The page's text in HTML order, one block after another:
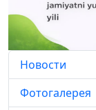
Новости
Фотогалерея